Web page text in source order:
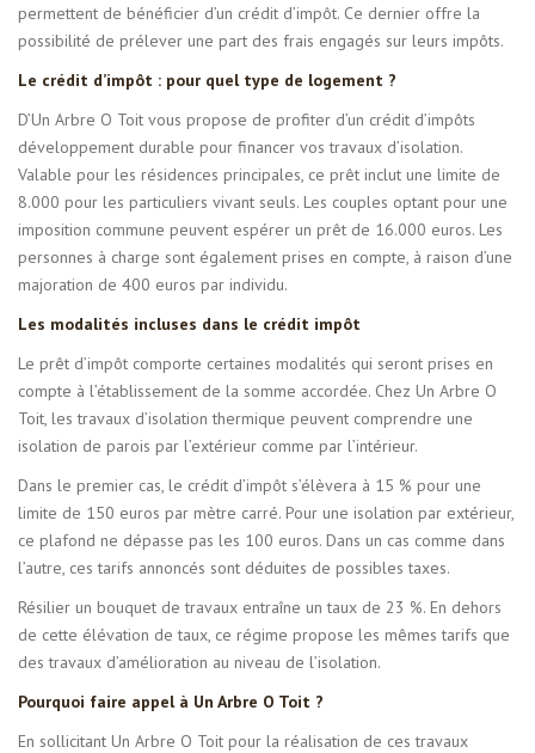
permettent de bénéficier d’un crédit d’impôt. Ce dernier offre la
possibilité de prélever une part des frais engagés sur leurs impôts.
Le crédit d’impôt : pour quel type de logement ?
D’Un Arbre O Toit vous propose de profiter d’un crédit d’impôts
développement durable pour financer vos travaux d’isolation.
Valable pour les résidences principales, ce prêt inclut une limite de
8.000 pour les particuliers vivant seuls. Les couples optant pour une
imposition commune peuvent espérer un prêt de 16.000 euros. Les
personnes à charge sont également prises en compte, à raison d’une
majoration de 400 euros par individu.
Les modalités incluses dans le crédit impôt
Le prêt d’impôt comporte certaines modalités qui seront prises en
compte à l’établissement de la somme accordée. Chez Un Arbre O
Toit, les travaux d’isolation thermique peuvent comprendre une
isolation de parois par l’extérieur comme par l’intérieur.
Dans le premier cas, le crédit d’impôt s’élèvera à 15 % pour une
limite de 150 euros par mètre carré. Pour une isolation par extérieur,
ce plafond ne dépasse pas les 100 euros. Dans un cas comme dans
l’autre, ces tarifs annoncés sont déduites de possibles taxes.
Résilier un bouquet de travaux entraîne un taux de 23 %. En dehors
de cette élévation de taux, ce régime propose les mêmes tarifs que
des travaux d’amélioration au niveau de l’isolation.
Pourquoi faire appel à Un Arbre O Toit ?
En sollicitant Un Arbre O Toit pour la réalisation de ces travaux